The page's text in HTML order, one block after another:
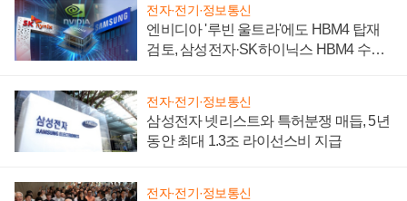
전자·전기·정보통신
엔비디아 '루빈 울트라'에도 HBM4 탑재
검토, 삼성전자·SK하이닉스 HBM4 수율
전자·전기·정보통신
삼성전자 넷리스트와 특허분쟁 매듭, 5년
동안 최대 1.3조 라이선스비 지급
전자·전기·정보통신